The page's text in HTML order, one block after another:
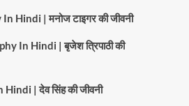
Hindi | मनोज टाइगर की जीवनी
In Hindi | बृजेश त्रिपाठी की
| देव सिंह की जीवनी